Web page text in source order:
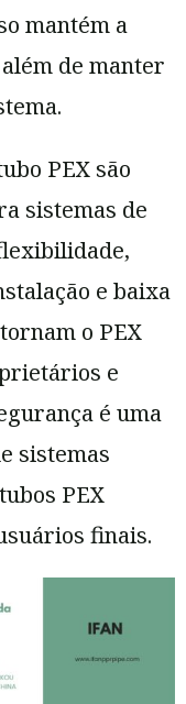
mantém a
de manter
PEX são
sistemas de
e baixa
o PEX
e
é uma
sistemas
PEX
finais.